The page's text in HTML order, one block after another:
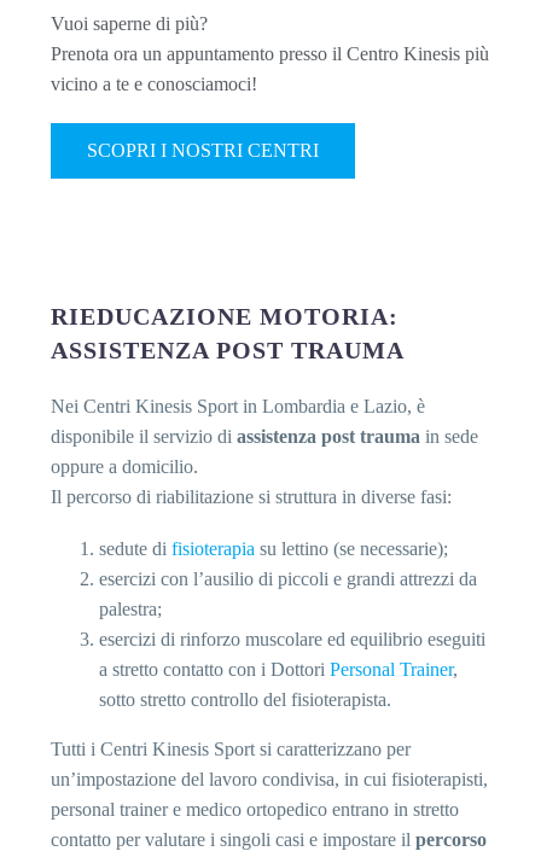
Vuoi saperne di più?
Prenota ora un appuntamento presso il Centro Kinesis più
vicino a te e conosciamoci!
SCOPRI I NOSTRI CENTRI
RIEDUCAZIONE MOTORIA:
ASSISTENZA POST TRAUMA
Nei Centri Kinesis Sport in Lombardia e Lazio, è
disponibile il servizio di assistenza post trauma in sede
oppure a domicilio.
Il percorso di riabilitazione si struttura in diverse fasi:
sedute di fisioterapia su lettino (se necessarie);
esercizi con l’ausilio di piccoli e grandi attrezzi da
palestra;
esercizi di rinforzo muscolare ed equilibrio eseguiti
a stretto contatto con i Dottori Personal Trainer,
sotto stretto controllo del fisioterapista.
Tutti i Centri Kinesis Sport si caratterizzano per
un’impostazione del lavoro condivisa, in cui fisioterapisti,
personal trainer e medico ortopedico entrano in stretto
contatto per valutare i singoli casi e impostare il percorso